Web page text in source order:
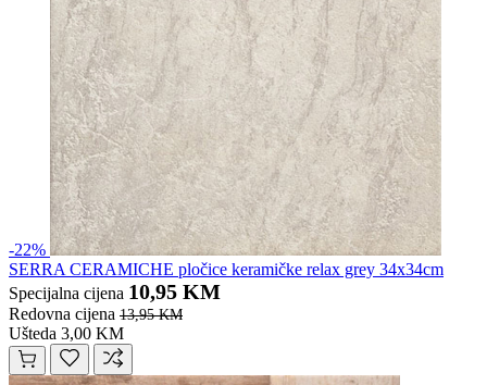
-22%
SERRA CERAMICHE pločice keramičke relax grey 34x34cm
Specijalna cijena 10,95 KM
Redovna cijena 13,95 KM
Ušteda 3,00 KM